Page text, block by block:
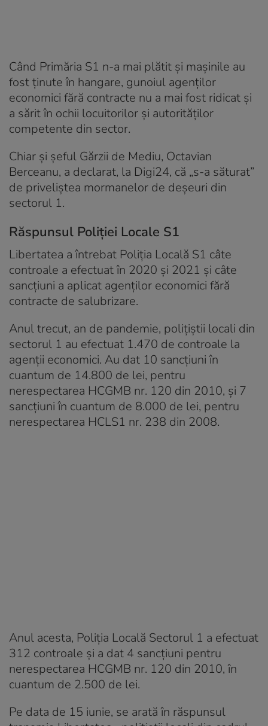
Când Primăria S1 n-a mai plătit şi maşinile au
fost ţinute în hangare, gunoiul agenţilor
economici fără contracte nu a mai fost ridicat şi
a sărit în ochii locuitorilor şi autorităţilor
competente din sector.
Chiar şi şeful Gărzii de Mediu, Octavian
Berceanu, a declarat, la Digi24, că „s-a săturat”
de priveliştea mormanelor de deşeuri din
sectorul 1.
Răspunsul Poliţiei Locale S1
Libertatea a întrebat Poliţia Locală S1 câte
controale a efectuat în 2020 şi 2021 şi câte
sancţiuni a aplicat agenţilor economici fără
contracte de salubrizare.
Anul trecut, an de pandemie, poliţiştii locali din
sectorul 1 au efectuat 1.470 de controale la
agenţii economici. Au dat 10 sancţiuni în
cuantum de 14.800 de lei, pentru
nerespectarea HCGMB nr. 120 din 2010, şi 7
sancţiuni în cuantum de 8.000 de lei, pentru
nerespectarea HCLS1 nr. 238 din 2008.
Anul acesta, Poliţia Locală Sectorul 1 a efectuat
312 controale şi a dat 4 sancţiuni pentru
nerespectarea HCGMB nr. 120 din 2010, în
cuantum de 2.500 de lei.
Pe data de 15 iunie, se arată în răspunsul